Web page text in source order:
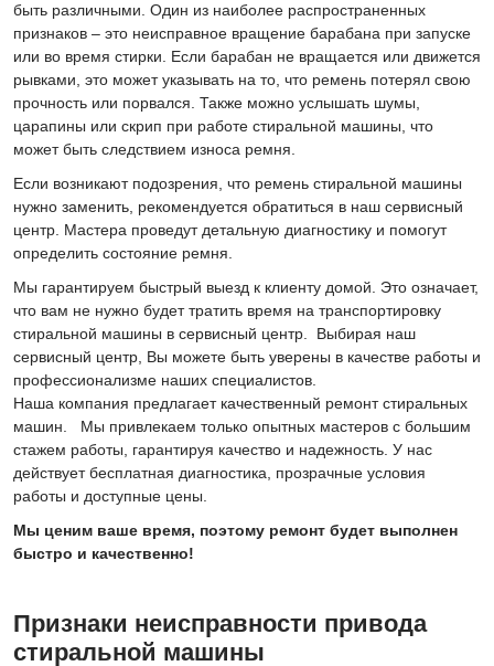
быть различными. Один из наиболее распространенных
признаков – это неисправное вращение барабана при запуске
или во время стирки. Если барабан не вращается или движется
рывками, это может указывать на то, что ремень потерял свою
прочность или порвался. Также можно услышать шумы,
царапины или скрип при работе стиральной машины, что
может быть следствием износа ремня.
Если возникают подозрения, что ремень стиральной машины
нужно заменить, рекомендуется обратиться в наш сервисный
центр. Мастера проведут детальную диагностику и помогут
определить состояние ремня.
Мы гарантируем быстрый выезд к клиенту домой. Это означает,
что вам не нужно будет тратить время на транспортировку
стиральной машины в сервисный центр. Выбирая наш
сервисный центр, Вы можете быть уверены в качестве работы и
профессионализме наших специалистов.
Наша компания предлагает качественный ремонт стиральных
машин. Мы привлекаем только опытных мастеров с большим
стажем работы, гарантируя качество и надежность. У нас
действует бесплатная диагностика, прозрачные условия
работы и доступные цены.
Мы ценим ваше время, поэтому ремонт будет выполнен
быстро и качественно!
Признаки неисправности привода
стиральной машины